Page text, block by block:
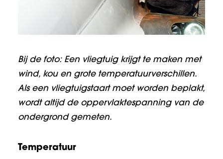
Bij de foto: Een vliegtuig krijgt te maken met
wind, kou en grote temperatuurverschillen.
Als een vliegtuigstaart moet worden beplakt,
wordt altijd de oppervlaktespanning van de
ondergrond gemeten.
Temperatuur